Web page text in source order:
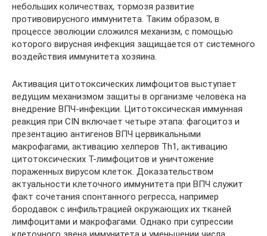
небольших количествах, тормозя развитие
противовирусного иммунитета. Таким образом, в
процессе эволюции сложился механизм, с помощью
которого вирусная инфекция защищается от системного
воздействия иммунитета хозяина.
Активация цитотоксических лимфоцитов выступает
ведущим механизмом защиты в организме человека на
внедрение ВПЧ-инфекции. Цитотоксическая иммунная
реакция при CIN включает четыре этапа: фагоцитоз и
презентацию антигенов ВПЧ цервикальными
макрофагами, активацию хелперов Th1, активацию
цитотоксических Т-лимфоцитов и уничтожение
пораженных вирусом клеток. Доказательством
актуальности клеточного иммунитета при ВПЧ служит
факт сочетания спонтанного регресса, например
бородавок с инфильтрацией окружающих их тканей
лимфоцитами и макрофагами. Однако при супрессии